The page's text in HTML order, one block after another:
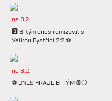
ne 8.2.
🅱️ B-tým dnes remizoval s
Velkou Bystřicí 2:2 ⚽️
ne 8.2.
⚽️ DNES HRAJE B-TÝM 🔴⚪️